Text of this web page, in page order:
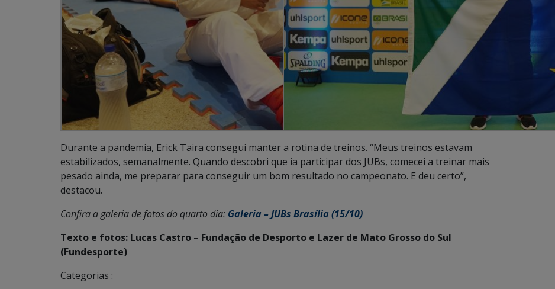
Durante a pandemia, Erick Taira consegui manter a rotina de treinos. “Meus treinos estavam
estabilizados, semanalmente. Quando descobri que ia participar dos JUBs, comecei a treinar mais
pesado ainda, me preparar para conseguir um bom resultado no campeonato. E deu certo”,
destacou.
Confira a galeria de fotos do quarto dia: Galeria – JUBs Brasília (15/10)
Texto e fotos: Lucas Castro – Fundação de Desporto e Lazer de Mato Grosso do Sul
(Fundesporte)
Categorias :